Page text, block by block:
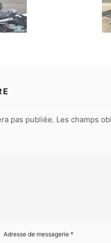
pas publiée. Les champs
Adresse de messagerie *